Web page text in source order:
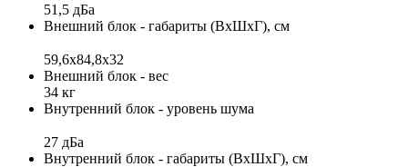
51,5 дБа
Внешний блок - габариты (ВхШхГ), см
59,6x84,8x32
Внешний блок - вес
34 кг
Внутренний блок - уровень шума
27 дБа
Внутренний блок - габариты (ВхШхГ), см